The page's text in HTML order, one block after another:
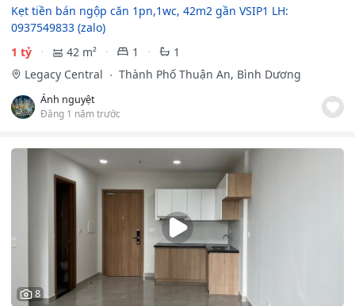
Kẹt tiền bán ngộp căn 1pn,1wc, 42m2 gần VSIP1 LH:
0937549833 (zalo)
1 tỷ
42 m² 1
1
Legacy Central
Thành Phố Thuận An, Bình Dương
Ánh nguyệt
Đăng 1 năm trước
8